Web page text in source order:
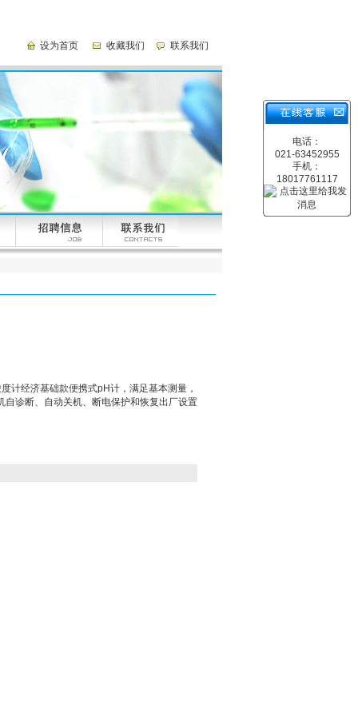
设为首页 收藏我们 联系我们
电话：
021-63452955
手机：
18017761117
计经济基础款便携式pH计，满足基本测量，
自诊断、自动关机、断电保护和恢复出厂设置